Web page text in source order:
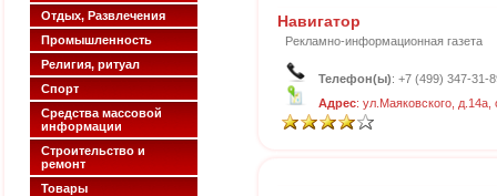
Отдых, Развлечения
Промышленность
Религия, ритуал
Спорт
Средства массовой
информации
Строительство и
ремонт
Товары
Навигатор
Рекламно-информационная газета
Телефон(ы): +7 (499) 347-31-
Адрес: ул.Маяковского,